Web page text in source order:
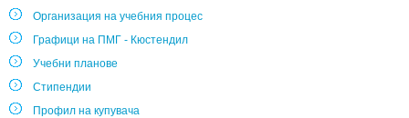
Организация на учебния процес
Графици на ПМГ - Кюстендил
Учебни планове
Стипендии
Профил на купувача